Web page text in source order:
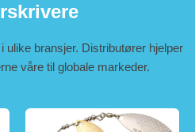
ulike bransjer. Distributører hjelper
våre til globale markeder.